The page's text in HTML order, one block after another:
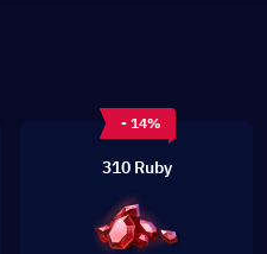
- 14%
310 Ruby